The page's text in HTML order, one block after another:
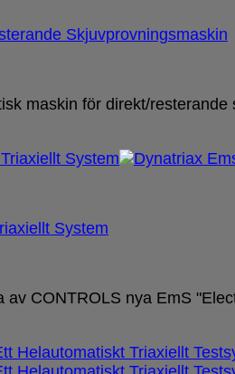
Skjuvprovningsmaskin
maskin för direkt/resterande
System
av CONTROLS nya EmS